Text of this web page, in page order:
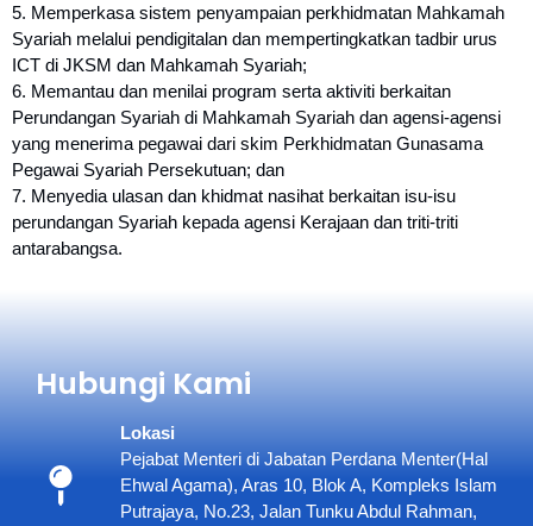
5. Memperkasa sistem penyampaian perkhidmatan Mahkamah
Syariah melalui pendigitalan dan mempertingkatkan tadbir urus
ICT di JKSM dan Mahkamah Syariah;
6. Memantau dan menilai program serta aktiviti berkaitan
Perundangan Syariah di Mahkamah Syariah dan agensi-agensi
yang menerima pegawai dari skim Perkhidmatan Gunasama
Pegawai Syariah Persekutuan; dan
7. Menyedia ulasan dan khidmat nasihat berkaitan isu-isu
perundangan Syariah kepada agensi Kerajaan dan triti-triti
antarabangsa.
Hubungi Kami
Lokasi
Pejabat Menteri di Jabatan Perdana Menter(Hal
Ehwal Agama), Aras 10, Blok A, Kompleks Islam
Putrajaya, No.23, Jalan Tunku Abdul Rahman,